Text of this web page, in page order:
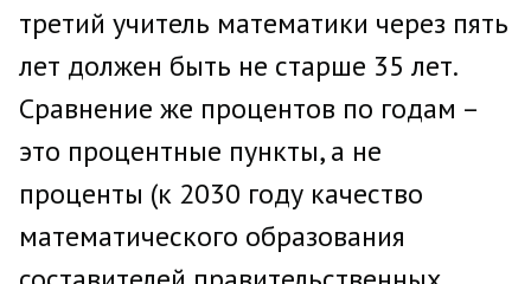
третий учитель математики через пять
лет должен быть не старше 35 лет.
Сравнение же процентов по годам –
это процентные пункты, а не
проценты (к 2030 году качество
математического образования